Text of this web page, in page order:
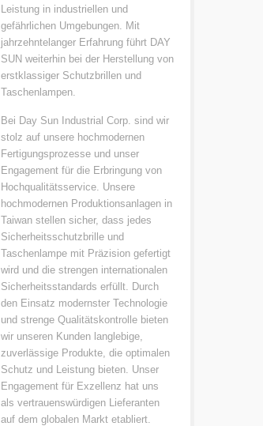
Leistung in industriellen und
gefährlichen Umgebungen. Mit
jahrzehntelanger Erfahrung führt DAY
SUN weiterhin bei der Herstellung von
erstklassiger Schutzbrillen und
Taschenlampen.
Bei Day Sun Industrial Corp. sind wir
stolz auf unsere hochmodernen
Fertigungsprozesse und unser
Engagement für die Erbringung von
Hochqualitätsservice. Unsere
hochmodernen Produktionsanlagen in
Taiwan stellen sicher, dass jedes
Sicherheitsschutzbrille und
Taschenlampe mit Präzision gefertigt
wird und die strengen internationalen
Sicherheitsstandards erfüllt. Durch
den Einsatz modernster Technologie
und strenge Qualitätskontrolle bieten
wir unseren Kunden langlebige,
zuverlässige Produkte, die optimalen
Schutz und Leistung bieten. Unser
Engagement für Exzellenz hat uns
als vertrauenswürdigen Lieferanten
auf dem globalen Markt etabliert.